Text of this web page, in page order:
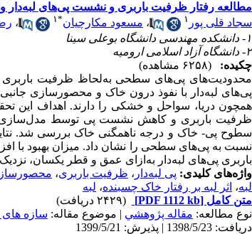
مطالعه رفتار ظرفیت باربری و نشست پی‌های لبه‌دار
سجاد قلی پور ۱ ، مسعود مکارچیان*۱ ،
۱- دانشکده مهندسی دانشگاه بوعلی سینا
۲- دانشگاه آزاد اسلامی ارومیه
چکیده:
(۶۲۵۸ مشاهده)
محدودیت‌های پی‌های سطحی به‌لحاظ ظرفیت
پی‌های لبه‌دار با نفوذ درون خاک و محصورسازی
همچون دریا، سواحل و خشکی را دارند. اهداف این
ظرفیت باربری و کاهش نشست پی توسط مدل‌سازی
سطوح پی- خاک و درجه ناهمگنی خاک بررسی شد.
نسبت به پی‌های سطحی را نشان داد. میزان بهبود
باربری پی‌های لبه‌دار به‌ازای عمق و قطر یکسان،
واژه‌های کلیدی: پی لبه‌دار ، ظرفیت باربری،
لبه، اثر لبه بر رفتار خاک چسبنده، لبه
متن کامل [PDF 1112 kb]
(۲۴۲۹ دریافت)
نوع مطالعه: مقاله پژوهشي | موضوع مقاله: سازه
دریافت: 1398/5/23 | پذیرش: 1399/5/21